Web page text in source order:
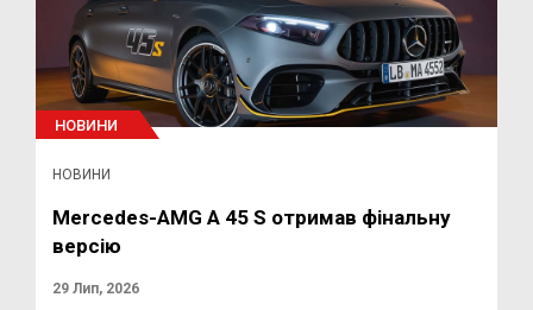
НОВИНИ
НОВИНИ
Mercedes-AMG A 45 S отримав фінальну
версію
29 Лип, 2026